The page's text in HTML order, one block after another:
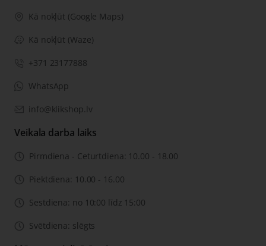
Kā nokļūt (Google Maps)
Kā nokļūt (Waze)
+371 23177888
WhatsApp
info@klikshop.lv
Veikala darba laiks
Pirmdiena - Ceturtdiena: 10.00 - 18.00
Piektdiena: 10.00 - 16.00
Sestdiena: no 10:00 līdz 15:00
Svētdiena: slēgts